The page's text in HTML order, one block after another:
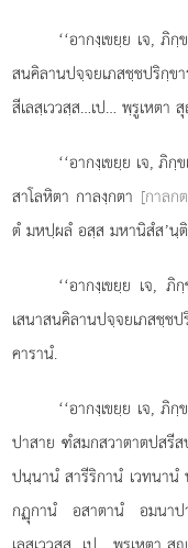
‘‘อากงฺเขยฺย เจ,
สนคิลานปจฺจยเภสชฺชปริกฺข
สีเลสฺเววสฺส…เป… พฺรูเหตา
‘‘อากงฺเขยฺย เจ, ภิกฺ
สาโลหิตา กาลงฺกตา [กาลก
ตํ มหปฺผลํ อสฺส มหานิสํส’นฺ
‘‘อากงฺเขยฺย เจ, ภิ
เสนาสนคิลานปจฺจยเภสชฺช
คารานํ.
‘‘อากงฺเขยฺย เจ,
ปาสาย ฑํสมกสวาตาตปสรี
ปนฺนานํ สารีริกานํ เวทนา
กฏุกานํ อสาตานํ อมนา